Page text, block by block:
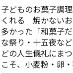
子どものお菓子調
くれる 焼かないお
多かった「和菓子
な祭り・十五夜な
どの人生儀礼にま
こそ、小麦粉・卵